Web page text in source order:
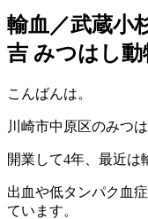
輸血／武蔵小
吉 みつはし動
こんばんは。
川崎市中原区のみつ
開業して4年、最近は
出血や低タンパク血
ています。